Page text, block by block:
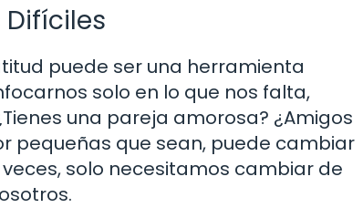
puede ser una herramienta
solo en lo que nos falta,
una pareja amorosa? ¿Amigos
pequeñas que sean, puede cambiar
solo necesitamos cambiar de